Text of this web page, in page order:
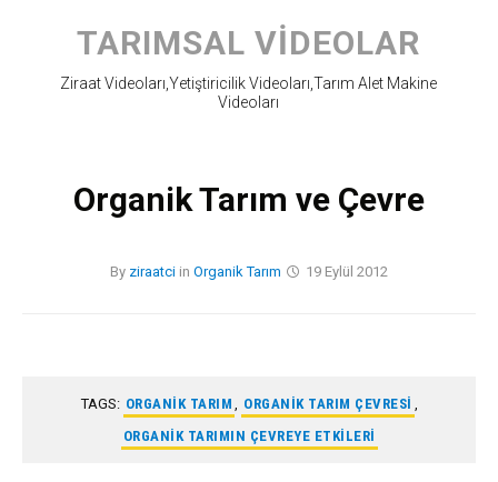
content
TARIMSAL VIDEOLAR
Ziraat Videoları,Yetiştiricilik Videoları,Tarım Alet Makine
Videoları
Organik Tarım ve Çevre
By ziraatci in Organik Tarım 19 Eylül 2012
TAGS: ORGANIK TARIM , ORGANIK TARIM ÇEVRESI ,
ORGANIK TARIMIN ÇEVREYE ETKILERI